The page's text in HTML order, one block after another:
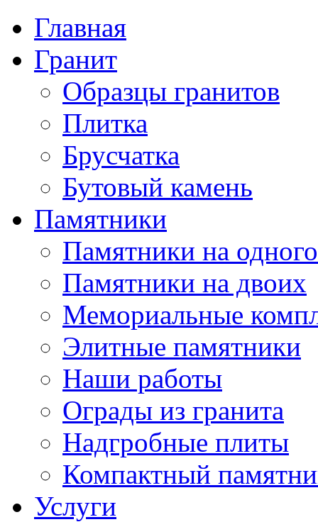
Главная
Гранит
Образцы гранитов
Плитка
Брусчатка
Бутовый камень
Памятники
Памятники на одного
Памятники на двоих
Мемориальные
Элитные памятники
Наши работы
Ограды из гранита
Надгробные плиты
Компактный
Услуги